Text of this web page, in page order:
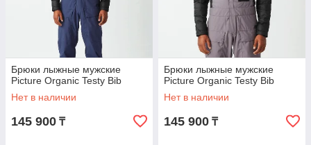
Брюки лыжные мужские
Picture Organic Testy Bib
Нет в наличии
145 900 ₸
Брюки лыжные мужские
Picture Organic Testy Bib
Нет в наличии
145 900 ₸